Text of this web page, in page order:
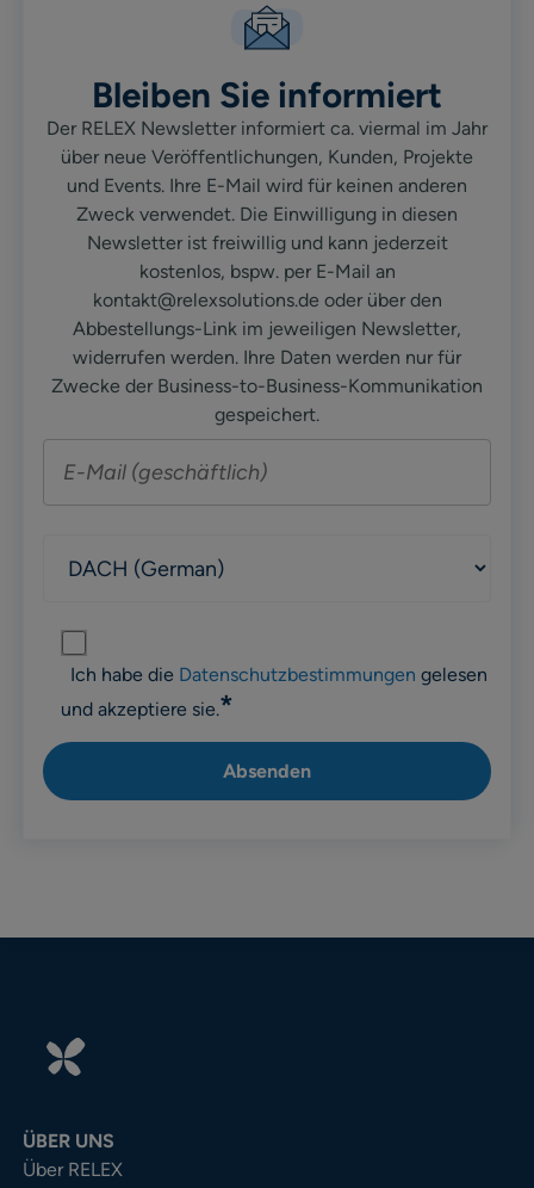
Bleiben Sie informiert
Der RELEX Newsletter informiert ca. viermal im Jahr
über neue Veröffentlichungen, Kunden, Projekte
und Events. Ihre E-Mail wird für keinen anderen
Zweck verwendet. Die Einwilligung in diesen
Newsletter ist freiwillig und kann jederzeit
kostenlos, bspw. per E-Mail an
kontakt@relexsolutions.de oder über den
Abbestellungs-Link im jeweiligen Newsletter,
widerrufen werden. Ihre Daten werden nur für
Zwecke der Business-to-Business-Kommunikation
gespeichert.
Ich habe die Datenschutzbestimmungen gelesen
und akzeptiere sie.*
ÜBER UNS
Über RELEX